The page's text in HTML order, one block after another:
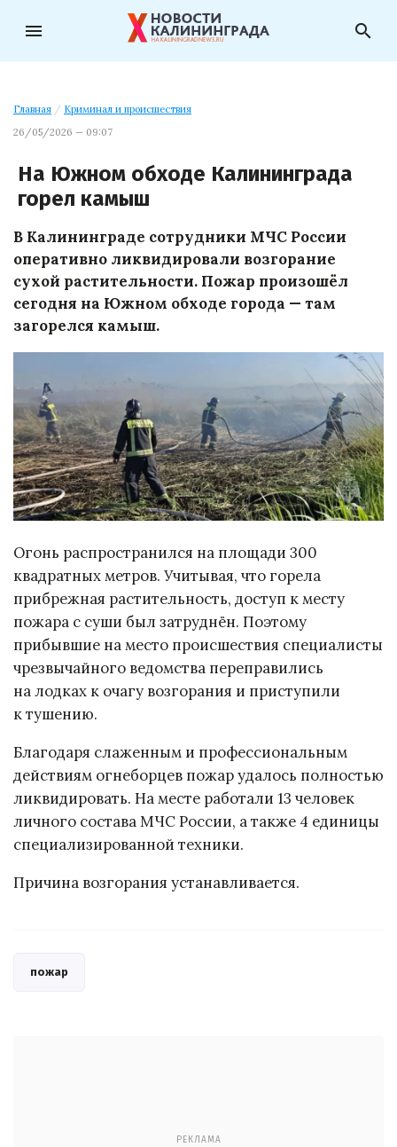
menu search
Главная / Криминал и происшествия
26/05/2026 — 09:07
На Южном обходе Калининграда
горел камыш
В Калининграде сотрудники МЧС России
оперативно ликвидировали возгорание
сухой растительности. Пожар произошёл
сегодня на Южном обходе города — там
загорелся камыш.
Огонь распространился на площади 300
квадратных метров. Учитывая, что горела
прибрежная растительность, доступ к месту
пожара с суши был затруднён. Поэтому
прибывшие на место происшествия специалисты
чрезвычайного ведомства переправились
на лодках к очагу возгорания и приступили
к тушению.
Благодаря слаженным и профессиональным
действиям огнеборцев пожар удалось полностью
ликвидировать. На месте работали 13 человек
личного состава МЧС России, а также 4 единицы
специализированной техники.
Причина возгорания устанавливается.
пожар
РЕКЛАМА